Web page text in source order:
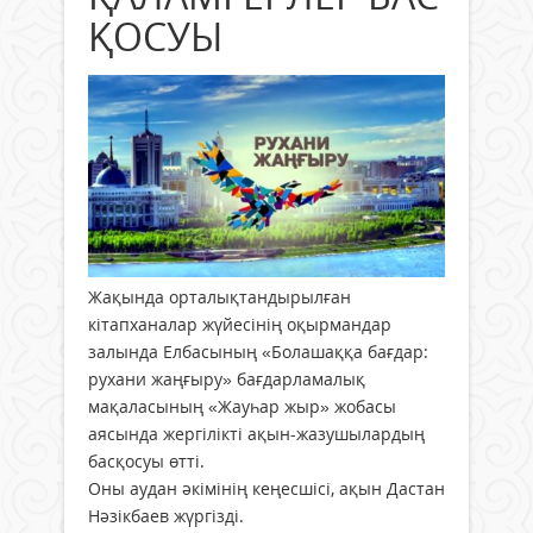
ҚОСУЫ
Жақында орталықтандырылған
кітапханалар жүйесінің оқырмандар
залында Елбасының «Болашаққа бағдар:
рухани жаңғыру» бағдарламалық
мақаласының «Жауһар жыр» жобасы
аясында жергілікті ақын-жазушылардың
басқосуы өтті.
Оны аудан әкімінің кеңесшісі, ақын Дастан
Нәзікбаев жүргізді.